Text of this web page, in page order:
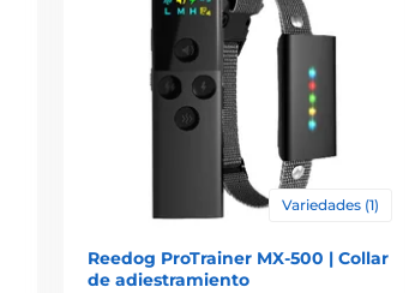
Variedades (1)
Reedog ProTrainer MX-500 | Collar
de adiestramiento